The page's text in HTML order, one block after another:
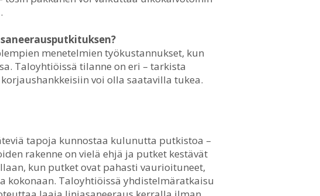
menetelmien työkustannukset, kun
Taloyhtiöissä tilanne on eri – tarkista
voi olla saatavilla tukea.
tapoja kunnostaa kulunutta putkistoa –
rakenne on vielä ehjä ja putket kestävät
kun putket ovat pahasti vaurioituneet,
kokonaan. Taloyhtiöissä yhdistelmäratkaisu